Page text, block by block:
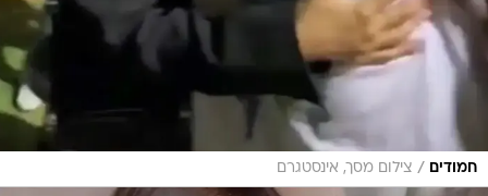
חמודים / צילום מסך, אינסטגרם